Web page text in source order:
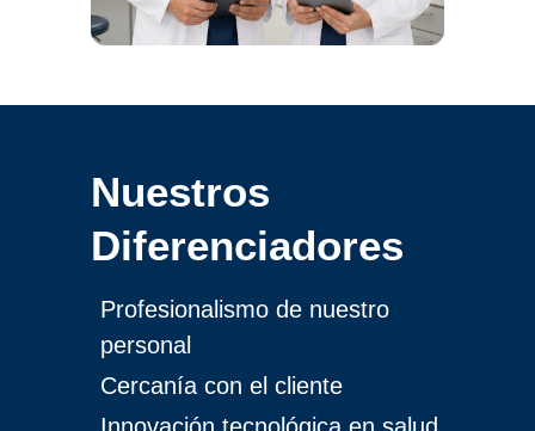
Nuestros
Diferenciadores
Profesionalismo de nuestro
personal
Cercanía con el cliente